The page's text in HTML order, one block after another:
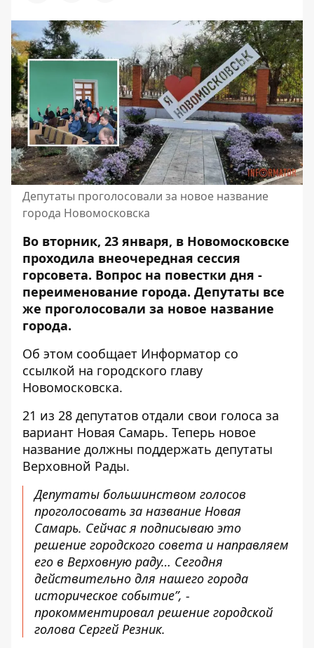
Депутаты проголосовали за новое название
города Новомосковска
Во вторник, 23 января, в Новомосковске
проходила внеочередная сессия
горсовета. Вопрос на повестки дня -
переименование города. Депутаты все
же проголосовали за новое название
города.
Об этом сообщает Информатор со
ссылкой на городского главу
Новомосковска.
21 из 28 депутатов отдали свои голоса за
вариант Новая Самарь. Теперь новое
название должны поддержать депутаты
Верховной Рады.
Депутаты большинством голосов
проголосовать за название Новая
Самарь. Сейчас я подписываю это
решение городского совета и направляем
его в Верховную раду… Сегодня
действительно для нашего города
историческое событие”, -
прокомментировал решение городской
голова Сергей Резник.